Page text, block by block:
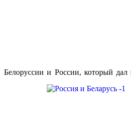
Белоруссии и России, который